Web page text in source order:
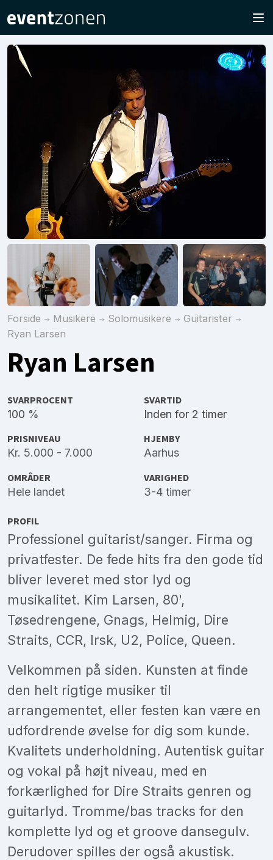
Forside Musikere Solomusikere
Guitarister
Ryan Larsen
Ryan Larsen
SVARPROCENT
100 %
SVARTID
Inden for 2 timer
PRISNIVEAU
Kr. 5.000 - 7.000
HJEMBY
Aarhus
OMRÅDER
Hele landet
VARIGHED
3-4 timer
PROFIL
Professionel guitarist/sanger. Firma og
privatfester. De fede hits fra den gode tid
bliver leveret med stor lyd og
musikalitet. Kim Larsen, 80',
Tøsedrengene, Gnags, Helmig, Dire
Straits, CCR, Irsk, U2, Police, Queen.
Velkommen på siden. Kunsten at finde
den helt rigtige musiker til
arrangementet, eller festen kan være en
udfordrende øvelse for dig som kunde.
Kvalitets underholdning. Autentisk guitar
og vokal på højt niveau, med en
forkærlighed for Dire Straits genren og
guitarlyd. Tromme/bas tracks for den
komplette lyd og et groove dansegulv.
Derudover spilles der også akustisk.